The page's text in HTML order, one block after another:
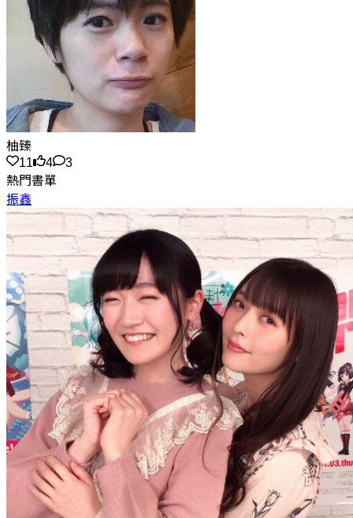
柚臻
11
4
3
熱門書單
振鑫